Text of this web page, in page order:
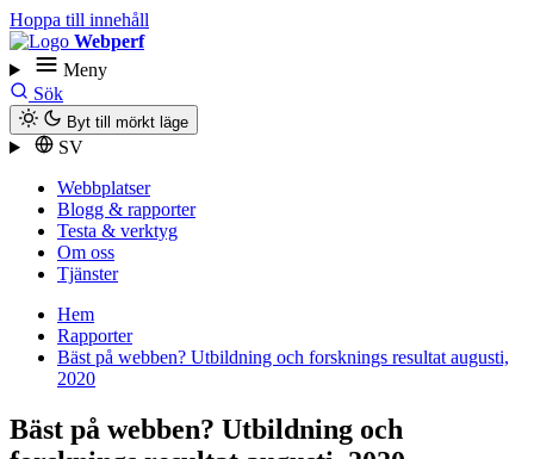
Hoppa till innehåll
Webperf
Meny
Sök
Byt till mörkt läge
SV
Webbplatser
Blogg & rapporter
Testa & verktyg
Om oss
Tjänster
Hem
Rapporter
Bäst på webben? Utbildning och forsknings resultat augusti,
2020
Bäst på webben? Utbildning och